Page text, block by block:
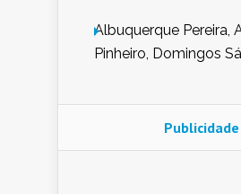
Albuquerque Pereira,
Pinheiro, Domingos
Nunes de Sena,
Glória Pereira, Kátia
Publicidade